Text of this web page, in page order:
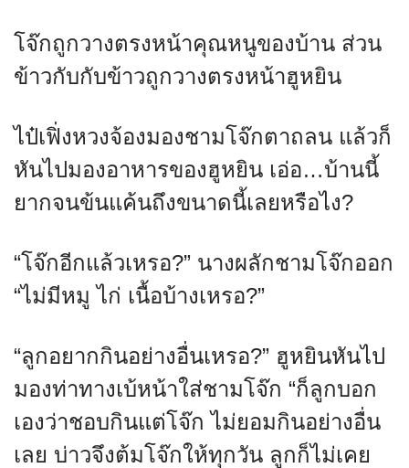
โจ๊กถูกวางตรงหน้าคุณหนูของบ้าน ส่วน
ข้าวกับกับข้าวถูกวางตรงหน้าฮูหยิน
ไป๋เฟิ่งหวงจ้องมองชามโจ๊กตาถลน แล้วก็
หันไปมองอาหารของฮูหยิน เอ่อ…บ้านนี้
ยากจนข้นแค้นถึงขนาดนี้เลยหรือไง?
“โจ๊กอีกแล้วเหรอ?” นางผลักชามโจ๊กออก
“ไม่มีหมู ไก่ เนื้อบ้างเหรอ?”
“ลูกอยากกินอย่างอื่นเหรอ?” ฮูหยินหันไป
มองท่าทางเบ้หน้าใส่ชามโจ๊ก “ก็ลูกบอก
เองว่าชอบกินแต่โจ๊ก ไม่ยอมกินอย่างอื่น
เลย บ่าวจึงต้มโจ๊กให้ทุกวัน ลูกก็ไม่เคย